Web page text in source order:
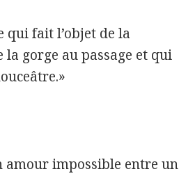
qui fait l’objet de la
gorge au passage et qui
amour impossible entre un